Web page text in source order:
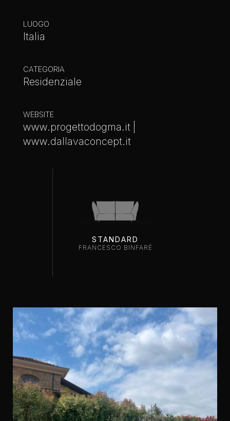
LUOGO
Italia
CATEGORIA
Residenziale
WEBSITE
www.progettodogma.it |
www.dallavaconcept.it
STANDARD
FRANCESCO BINFARÉ